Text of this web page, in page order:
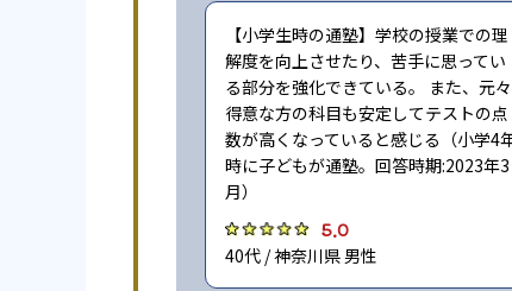
【小学生時の通塾】学校の授業での理
解度を向上させたり、苦手に思ってい
る部分を強化できている。 また、元々
得意な方の科目も安定してテストの点
数が高くなっていると感じる（小学4
時に子どもが通塾。回答時期:2023年3
月）
5.0
40代 / 神奈川県 男性